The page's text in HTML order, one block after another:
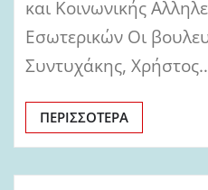
και Κοινωνικής
Εσωτερικών Οι
Συντυχάκης,
ΠΕΡΙΣΣΌΤΕΡΑ